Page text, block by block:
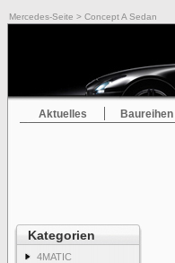
Mercedes-Seite > Concept A Sedan
Aktuelles Baureihen
Kategorien
4MATIC